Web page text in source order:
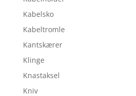
Kabelsko
Kabeltromle
Kantskærer
Klinge
Knastaksel
Kniv